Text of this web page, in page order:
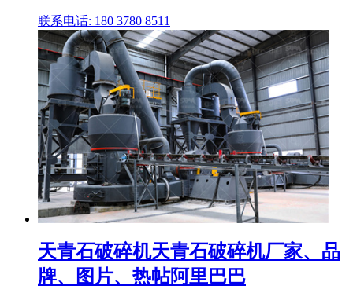
联系电话: 180 3780 8511
天青石破碎机天青石破碎机厂家、品
牌、图片、热帖阿里巴巴